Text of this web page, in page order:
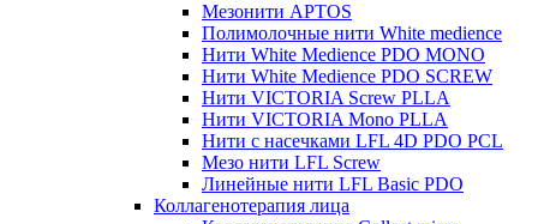
Мезонити APTOS
Полимолочные нити White medience
Нити White Medience PDO MONO
Нити White Medience PDO SCREW
Нити VICTORIA Screw PLLA
Нити VICTORIA Mono PLLA
Нити с насечками LFL 4D PDO PCL
Мезо нити LFL Screw
Линейные нити LFL Basic PDO
Коллагенотерапия лица